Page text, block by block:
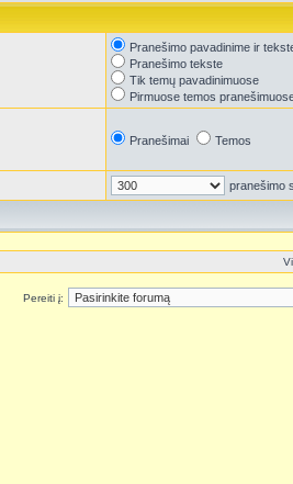
Pranešimo pavadinime ir
Pranešimo tekste
Tik temų pavadinimuose
Pirmuose temos
Pranešimai Temos
pranešimo
Pereiti į: